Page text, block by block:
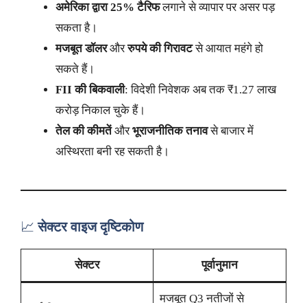
अमेरिका द्वारा 25% टैरिफलगाने से व्यापार पर असर पड़
सकता है।
मजबूत डॉलरऔररुपये की गिरावटसे आयात महंगे हो
सकते हैं।
FII की बिकवाली: विदेशी निवेशक अब तक ₹1.27 लाख
करोड़ निकाल चुके हैं।
तेल की कीमतेंऔरभूराजनीतिक तनावसे बाजार में
अस्थिरता बनी रह सकती है।
📈सेक्टर वाइज दृष्टिकोण
सेक्टर पूर्वानुमान
मजबूत Q3 नतीजों से